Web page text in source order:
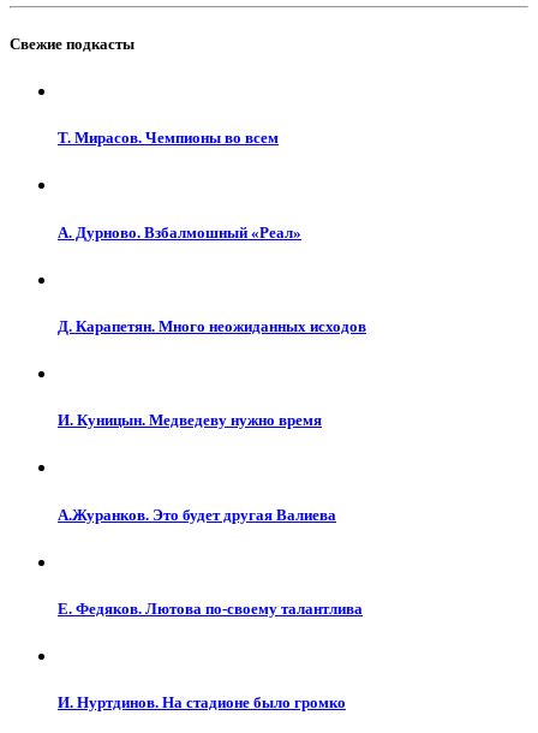
Свежие подкасты
Т. Мирасов. Чемпионы во всем
А. Дурново. Взбалмошный «Реал»
Д. Карапетян. Много неожиданных исходов
И. Куницын. Медведеву нужно время
А.Журанков. Это будет другая Валиева
Е. Федяков. Лютова по-своему талантлива
И. Нуртдинов. На стадионе было громко